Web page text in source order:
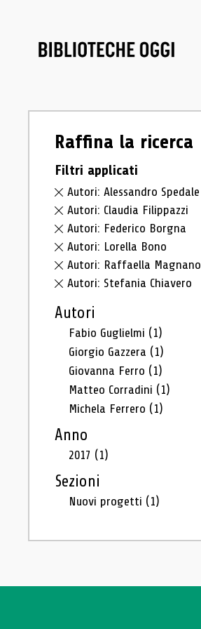
Raffina la ricerca
Filtri applicati
Autori: Alessandro Spedale
Autori: Claudia Filippazzi
Autori: Federico Borgna
Autori: Lorella Bono
Autori: Raffaella Magnano
Autori: Stefania Chiavero
Autori
Fabio Guglielmi (1)
Giorgio Gazzera (1)
Giovanna Ferro (1)
Matteo Corradini (1)
Michela Ferrero (1)
Anno
2017 (1)
Sezioni
Nuovi progetti (1)